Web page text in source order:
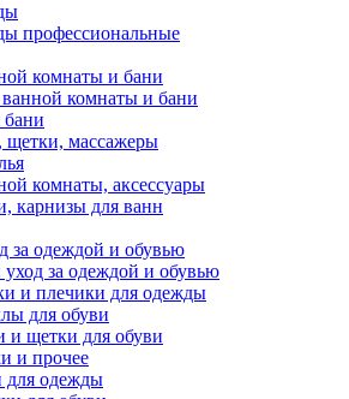
профессиональные
комнаты и бани
комнаты и бани
бани
щетки, массажеры
комнаты, аксессуары
карнизы для ванн
за одеждой и обувью
за одеждой и обувью
и плечики для одежды
для обуви
щетки для обуви
и прочее
для одежды